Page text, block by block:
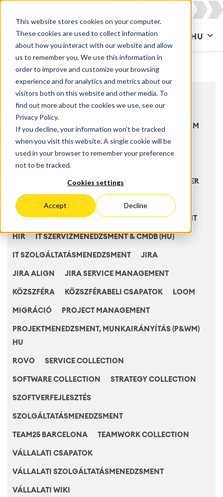
This website stores cookies on your computer.
These cookies are used to collect information
about how you interact with our website and allow
us to remember you. We use this information in
order to improve and customize your browsing
experience and for analytics and metrics about our
visitors both on this website and other media. To
find out more about the cookies we use, see our
Privacy Policy.
If you decline, your information won’t be tracked
when you visit this website. A single cookie will be
used in your browser to remember your preference
not to be tracked.
Cookies settings
Accept Decline
KAPCSOLAT HU
ALL AGILIS FEJLESZTÉS AGILIS ÉS DEVOPS
ATLASSIAN ATLASSIAN CLOUD
ATLASSIAN INTELLIGENCE ATLASSIAN PLATFORM
ATLASSIAN SYSTEM OF WORK BITBUCKET
CATWORKX COMPASS
CUSTOMER SERVICE MANAGEMENT DATA CENTER
DEVELOPMENT DEVOPS EGYÜTTMŰKÖDÉS
ENTERPRISE GOVERNMENT CLOUD HIGHLIGHT
HÍR IT SZERVÍZMENEDZSMENT & CMDB (HU)
IT SZOLGÁLTATÁSMENEDZSMENT JIRA
JIRA ALIGN JIRA SERVICE MANAGEMENT
KÖZSZFÉRA KÖZSZFÉRABELI CSAPATOK LOOM
MIGRÁCIÓ PROJECT MANAGEMENT
PROJEKTMENEDZSMENT, MUNKAIRÁNYÍTÁS (P&WM)
HU
ROVO SERVICE COLLECTION
SOFTWARE COLLECTION STRATEGY COLLECTION
SZOFTVERFEJLESZTÉS
SZOLGÁLTATÁSMENEDZSMENT
TEAM25 BARCELONA TEAMWORK COLLECTION
VÁLLALATI CSAPATOK
VÁLLALATI SZOLGÁLTATÁSMENEDZSMENT
VÁLLALATI WIKI